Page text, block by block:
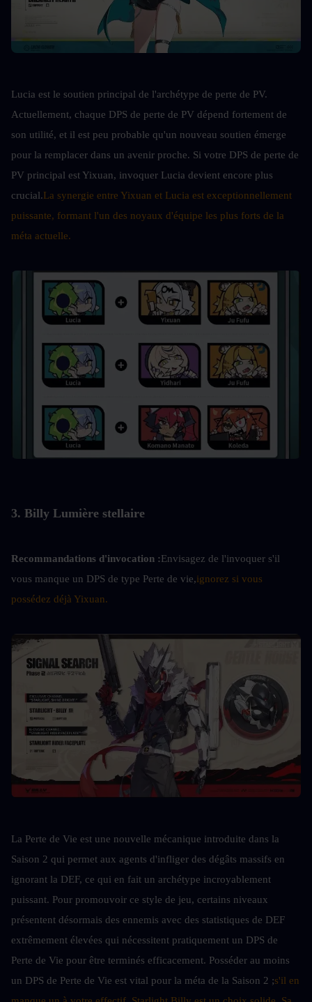
Lucia est le soutien principal de l'archétype de perte de PV.
Actuellement, chaque DPS de perte de PV dépend fortement de
son utilité, et il est peu probable qu'un nouveau soutien émerge
pour la remplacer dans un avenir proche. Si votre DPS de perte de
PV principal est Yixuan, invoquer Lucia devient encore plus
crucial.La synergie entre Yixuan et Lucia est exceptionnellement
puissante, formant l'un des noyaux d'équipe les plus forts de la
méta actuelle.
3. Billy Lumière stellaire
Recommandations d'invocation :Envisagez de l'invoquer s'il
vous manque un DPS de type Perte de vie,ignorez si vous
possédez déjà Yixuan.
La Perte de Vie est une nouvelle mécanique introduite dans la
Saison 2 qui permet aux agents d'infliger des dégâts massifs en
ignorant la DEF, ce qui en fait un archétype incroyablement
puissant. Pour promouvoir ce style de jeu, certains niveaux
présentent désormais des ennemis avec des statistiques de DEF
extrêmement élevées qui nécessitent pratiquement un DPS de
Perte de Vie pour être terminés efficacement. Posséder au moins
un DPS de Perte de Vie est vital pour la méta de la Saison 2 ;s'il en